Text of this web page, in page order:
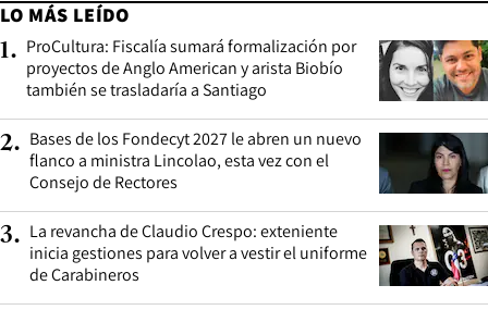
LO MÁS LEÍDO
1. ProCultura: Fiscalía sumará formalización por
proyectos de Anglo American y arista Biobío
también se trasladaría a Santiago
2. Bases de los Fondecyt 2027 le abren un nuevo
flanco a ministra Lincolao, esta vez con el
Consejo de Rectores
3. La revancha de Claudio Crespo: exteniente
inicia gestiones para volver a vestir el uniforme
de Carabineros